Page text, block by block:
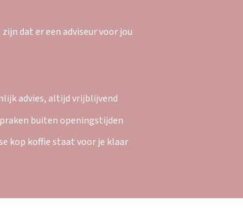
dat er een adviseur voor jou
advies, altijd vrijblijvend
buiten openingstijden
kop koffie staat voor je klaar